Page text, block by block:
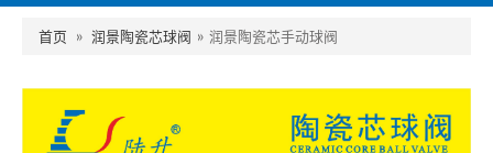
首页 » 润景陶瓷芯球阀 » 润景陶瓷芯手动球阀